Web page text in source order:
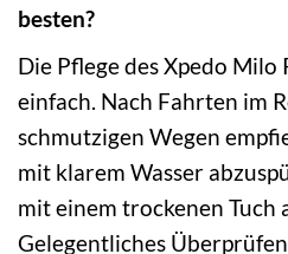
besten?
Die Pflege des Xpedo Milo
einfach. Nach Fahrten im
schmutzigen Wegen
mit klarem Wasser
mit einem trockenen Tuch
Gelegentliches